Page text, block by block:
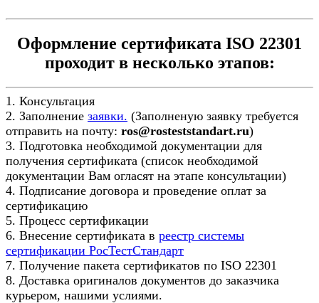
Оформление сертификата ISO 22301
проходит в несколько этапов:
1. Консультация
2. Заполнение заявки. (Заполненую заявку требуется
отправить на почту: ros@rosteststandart.ru)
3. Подготовка необходимой документации для
получения сертификата (список необходимой
документации Вам огласят на этапе консультации)
4. Подписание договора и проведение оплат за
сертификацию
5. Процесс сертификации
6. Внесение сертификата в реестр системы
сертификации РосТестСтандарт
7. Получение пакета сертификатов по ISO 22301
8. Доставка оригиналов документов до заказчика
курьером, нашими услиями.